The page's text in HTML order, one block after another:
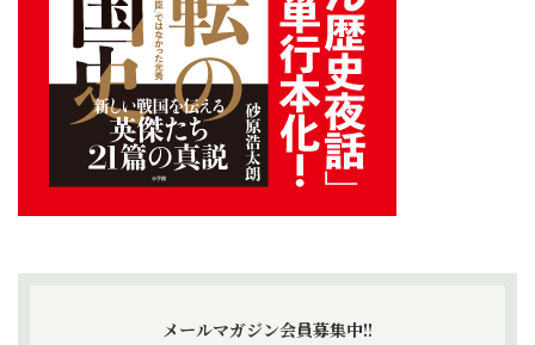
メールマガジン会員募集中!!